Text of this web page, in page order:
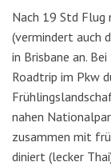
Nach 19 Std Flug
(vermindert auch
in Brisbane an.
Roadtrip im Pkw
nahen
zusammen mit
diniert (lecker